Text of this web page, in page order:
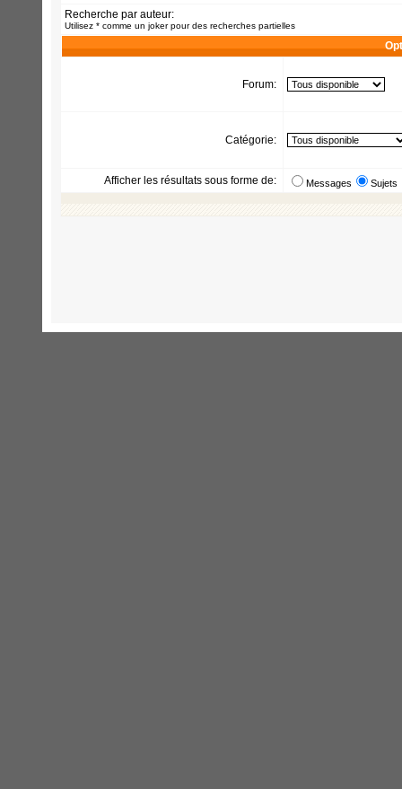
Recherche par auteur:
Utilisez * comme un joker pour des recherches partielles
Forum:
Catégorie:
Afficher les résultats sous forme de: Messages Sujets